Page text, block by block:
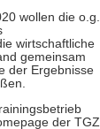
wollen die o.g.
wirtschaftliche
gemeinsam
der Ergebnisse
der TGZ